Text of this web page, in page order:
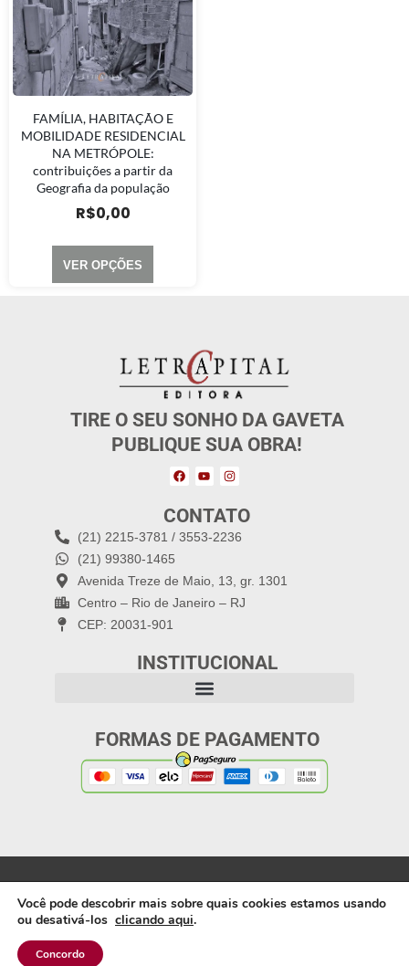
FAMÍLIA, HABITAÇÃO E
MOBILIDADE RESIDENCIAL
NA METRÓPOLE:
contribuições a partir da
Geografia da população
R$0,00
VER OPÇÕES
TIRE O SEU SONHO DA GAVETA
PUBLIQUE SUA OBRA!
CONTATO
(21) 2215-3781 / 3553-2236
(21) 99380-1465
Avenida Treze de Maio, 13, gr. 1301
Centro – Rio de Janeiro – RJ
CEP: 20031-901
INSTITUCIONAL
FORMAS DE PAGAMENTO
Capital Editora |
Você pode descobrir mais sobre quais cookies estamos usando
ou desativá-los clicando aqui.
Concordo